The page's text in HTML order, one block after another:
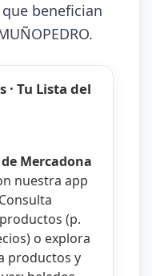
que benefician
· Tu Lista del
Mercadona
nuestra app
(p.
) o explora
productos y